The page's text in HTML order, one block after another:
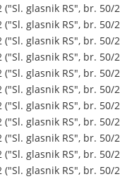
("Sl. glasnik RS", br. 50/
("Sl. glasnik RS", br. 50/
("Sl. glasnik RS", br. 50/
("Sl. glasnik RS", br. 50/
("Sl. glasnik RS", br. 50/
("Sl. glasnik RS", br. 50/
("Sl. glasnik RS", br. 50/
("Sl. glasnik RS", br. 50/
("Sl. glasnik RS", br. 50/
("Sl. glasnik RS", br. 50/
("Sl. glasnik RS", br. 50/